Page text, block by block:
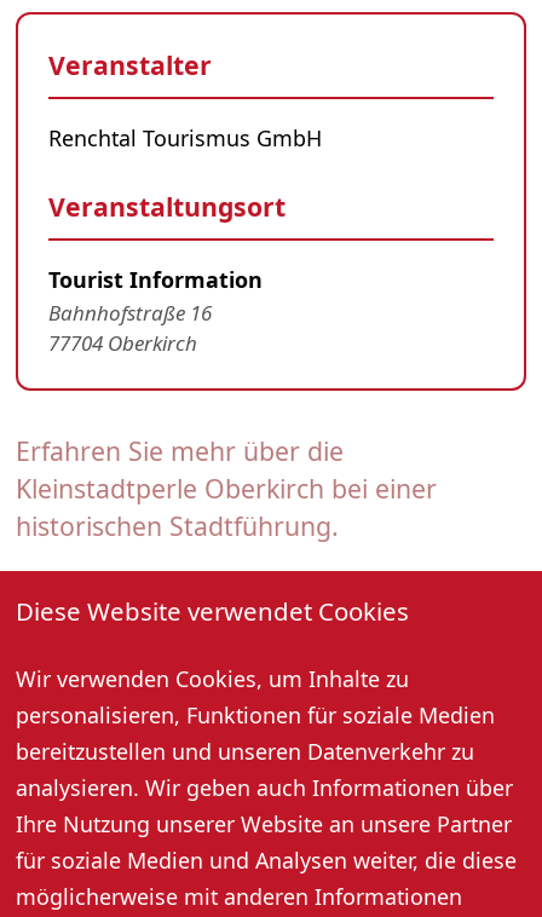
Diese Website verwendet Cookies
Wir verwenden Cookies, um Inhalte zu
personalisieren, Funktionen für soziale Medien
bereitzustellen und unseren Datenverkehr zu
analysieren. Wir geben auch Informationen über
Ihre Nutzung unserer Website an unsere Partner
für soziale Medien und Analysen weiter, die diese
möglicherweise mit anderen Informationen
Erfahren Sie mehr über die
Kleinstadtperle Oberkirch bei einer
historischen Stadtführung.
Gästebegrüßung und geführter Stadtrundgang (außer
an Feiertagen).
Treffpunkt: bei der Tourist-Information.
Anmeldung für Samstag bis 16:30 Uhr am Freitag und
für Montag bis 10:00 Uhr am gleichen Tag unter Tel.
07802 82600 erforderlich.
Mindestpersonenzahl: 6 Personen
Preis pro Person: 5,- Euro, 3,- Euro mit Gästekarte
Veranstalter
Renchtal Tourismus GmbH
Veranstaltungsort
Tourist Information
Bahnhofstraße 16
77704 Oberkirch